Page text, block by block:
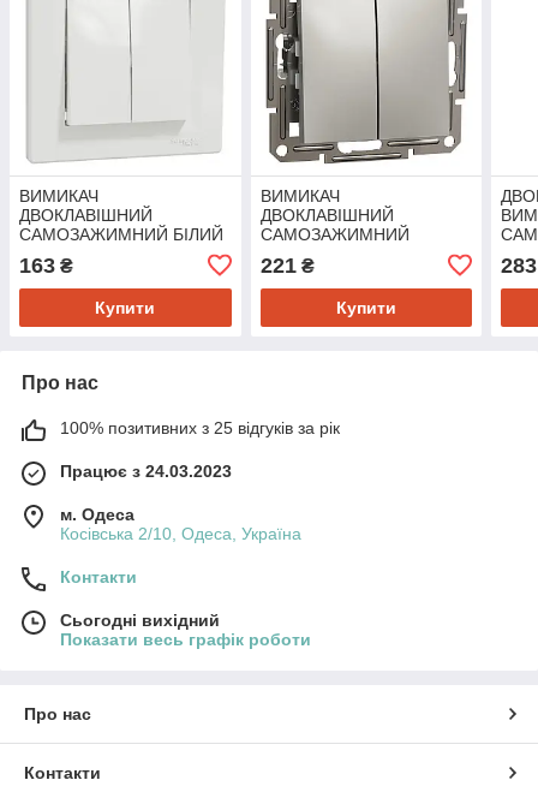
ВИМИКАЧ
ДВОКЛАВІШНИЙ
САМОЗАЖИМНИЙ БІЛИЙ
163 ₴
Купити
ВИМИКАЧ
ДВОКЛАВІШНИЙ
САМОЗАЖИМНИЙ
221₴
Купити
283
Про нас
100% позитивних з 25 відгуків за рік
Працює з 24.03.2023
м. Одеса
Косівська 2/10, Одеса, Україна
Контакти
Сьогодні вихідний
Показати весь графік роботи
Про нас
Контакти